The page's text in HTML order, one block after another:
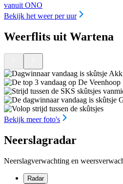
vanuit ONO
Bekijk het weer per uur
Weerflits uit Wartena
Bekijk meer foto's
Neerslagradar
Neerslagverwachting en
Radar